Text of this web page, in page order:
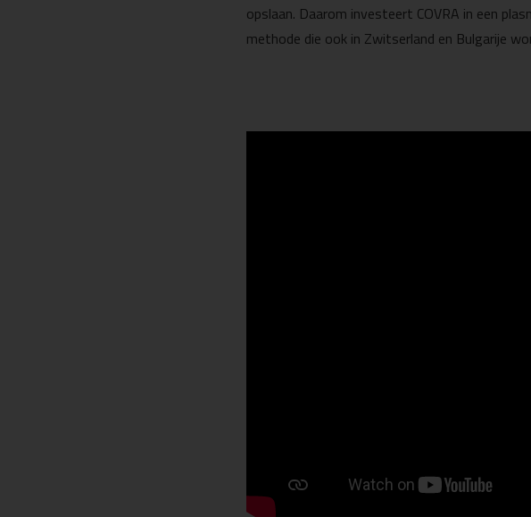
opslaan. Daarom investeert COVRA in een
methode die ook in Zwitserland en Bulgarije